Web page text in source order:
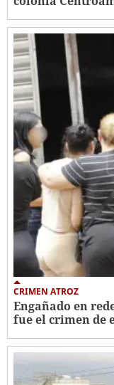
CRIMEN ATROZ
Engañado en
fue el crimen de